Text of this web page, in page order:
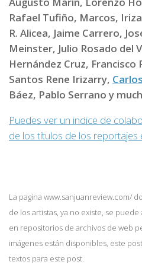
Rafael Tufiño, Marcos,
R. Alicea, Jaime Carrero,
Meinster, Julio Rosado del
Hernández Cruz, Francisco
Santos Rene Irizarry,
Báez, Pablo Serrano y
Puedes ver un indice de
de los títulos de los reportajes
La pagina www.sanjuanreview.com/
de los artistas, ya no existe, se
en repositorios de archivos de web
imágenes están disponibles, este
textos para este post.